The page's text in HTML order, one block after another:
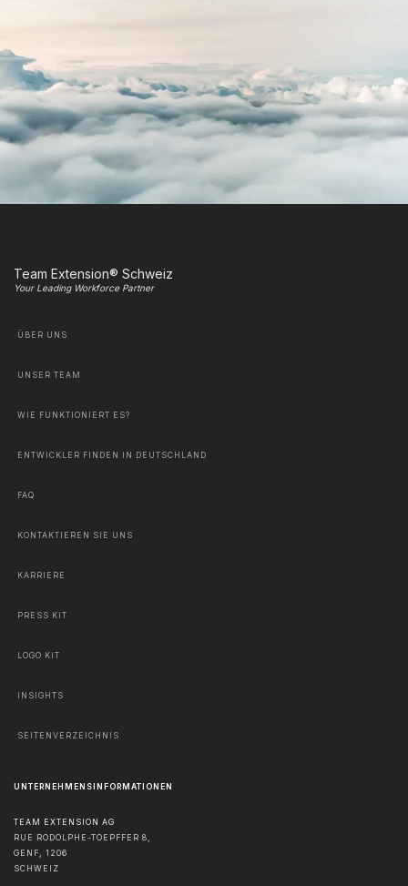
Team Extension® Schweiz
Your Leading Workforce Partner
ÜBER UNS
UNSER TEAM
WIE FUNKTIONIERT ES?
ENTWICKLER FINDEN IN DEUTSCHLAND
FAQ
KONTAKTIEREN SIE UNS
KARRIERE
PRESS KIT
LOGO KIT
INSIGHTS
SEITENVERZEICHNIS
UNTERNEHMENSINFORMATIONEN
TEAM EXTENSION AG
RUE RODOLPHE-TOEPFFER 8,
GENF, 1206
SCHWEIZ